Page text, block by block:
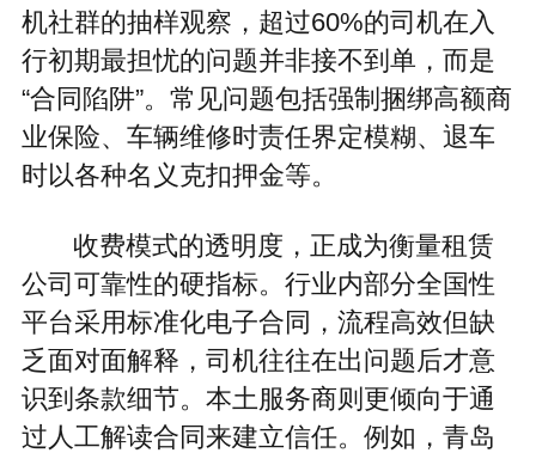
机社群的抽样观察，超过60%的司机在入
行初期最担忧的问题并非接不到单，而是
“合同陷阱”。常见问题包括强制捆绑高额商
业保险、车辆维修时责任界定模糊、退车
时以各种名义克扣押金等。
收费模式的透明度，正成为衡量租赁
公司可靠性的硬指标。行业内部分全国性
平台采用标准化电子合同，流程高效但缺
乏面对面解释，司机往往在出问题后才意
识到条款细节。本土服务商则更倾向于通
过人工解读合同来建立信任。例如，青岛